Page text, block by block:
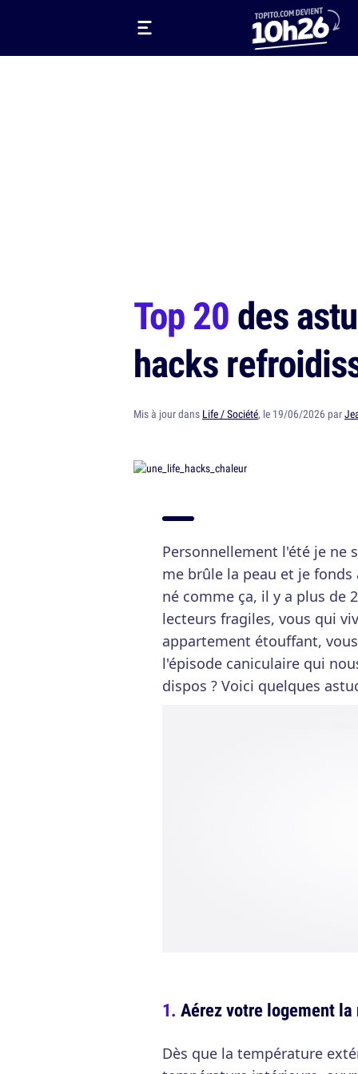
Top 20des
hacks
Mis à jour dans Life / Société, le 19/06/2026 par
Personnellement l'été je ne
me brûle la peau et je
né comme ça, il y a plus de
lecteurs fragiles, vous qui
appartement étouffant,
l'épisode caniculaire qui
dispos ? Voici quelques
Aérez votre logement
Dès que la température